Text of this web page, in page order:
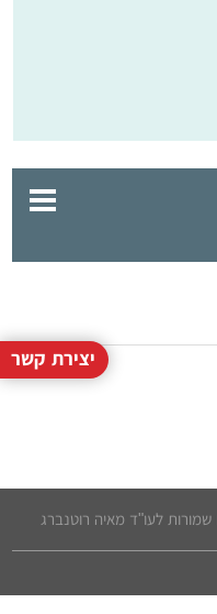
יצירת קשר